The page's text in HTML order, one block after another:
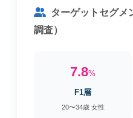
ターゲットセグメ
調査）
7.8%
F1層
20〜34歳 女性